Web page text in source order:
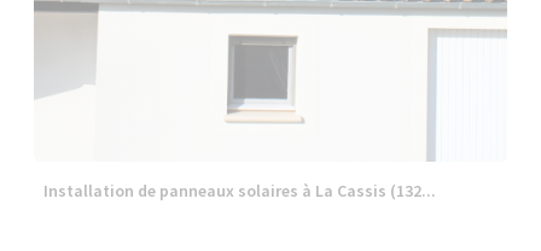
Installation de panneaux solaires à La Cassis (132...